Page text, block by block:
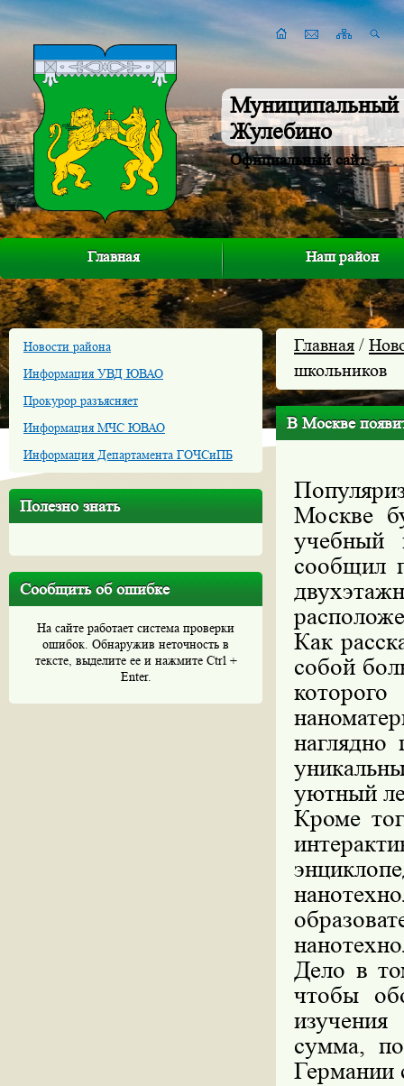
Муниципальный
Жулебино
Официальный сайт
Главная Наш район
Новости района
Информация УВД ЮВАО
Прокурор разъясняет
Информация МЧС ЮВАО
Информация Департамента ГОЧСиПБ
Полезно знать
Сообщить об ошибке
На сайте работает система проверки
ошибок. Обнаружив неточность в
тексте, выделите ее и нажмите Ctrl +
Enter.
Главная /
школьников
В Москве
Москве
учебный
сообщил
Как
собой
наглядно
уютный
Кроме
Дело в
чтобы
сумма,
Германии